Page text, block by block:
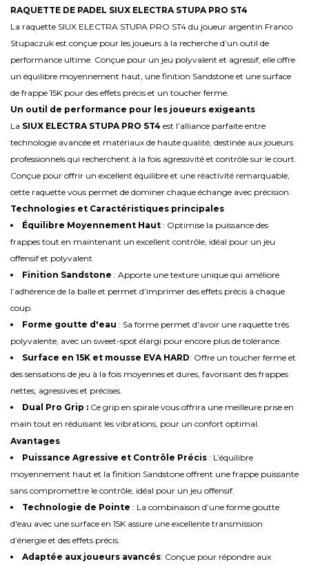
RAQUETTE DE PADEL SIUX ELECTRA STUPA PRO ST4
La raquette SIUX ELECTRA STUPA PRO ST4 du joueur argentin Franco
Stupaczuk est conçue pour les joueurs à la recherche d’un outil de
performance ultime. Conçue pour un jeu polyvalent et agressif, elle offre
un équilibre moyennement haut, une finition Sandstone et une surface
de frappe 15K pour des effets précis et un toucher ferme.
Un outil de performance pour les joueurs exigeants
La SIUX ELECTRA STUPA PRO ST4 est l’alliance parfaite entre
technologie avancée et matériaux de haute qualité, destinée aux joueurs
professionnels qui recherchent à la fois agressivité et contrôle sur le court.
Conçue pour offrir un excellent équilibre et une réactivité remarquable,
cette raquette vous permet de dominer chaque échange avec précision.
Technologies et Caractéristiques principales
Équilibre Moyennement Haut : Optimise la puissance des
frappes tout en maintenant un excellent contrôle, idéal pour un jeu
offensif et polyvalent.
Finition Sandstone : Apporte une texture unique qui améliore
l’adhérence de la balle et permet d’imprimer des effets précis à chaque
coup.
Forme goutte d'eau : Sa forme permet d'avoir une raquette très
polyvalente, avec un sweet-spot élargi pour encore plus de tolérance.
Surface en 15K et mousse EVA HARD: Offre un toucher ferme et
des sensations de jeu à la fois moyennes et dures, favorisant des frappes
nettes, agressives et précises.
Dual Pro Grip : Ce grip en spirale vous offrira une meilleure prise en
main tout en réduisant les vibrations, pour un confort optimal.
Avantages
Puissance Agressive et Contrôle Précis : L’équilibre
moyennement haut et la finition Sandstone offrent une frappe puissante
sans compromettre le contrôle, idéal pour un jeu offensif.
Technologie de Pointe : La combinaison d’une forme goutte
d'eau avec une surface en 15K assure une excellente transmission
d’énergie et des effets précis.
Adaptée aux joueurs avancés: Conçue pour répondre aux